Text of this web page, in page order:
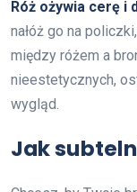
Róż ożywia cerę i
nałóż go na
między różem a
nieestetycznych,
wygląd.
Jak